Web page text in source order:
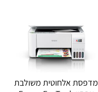
מדפסת אלחוטית משולבת